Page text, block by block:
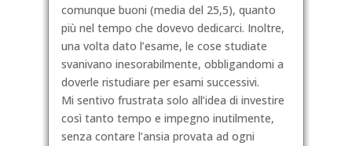
comunque buoni (media del 25,5), quanto
più nel tempo che dovevo dedicarci. Inoltre,
una volta dato l’esame, le cose studiate
svanivano inesorabilmente, obbligandomi a
doverle ristudiare per esami successivi.
Mi sentivo frustrata solo all’idea di investire
così tanto tempo e impegno inutilmente,
senza contare l’ansia provata ad ogni